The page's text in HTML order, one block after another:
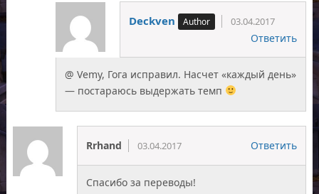
Deckven 03.04.2017
Ответить
@ Vemy, Гога исправил. Насчет «каждый день»
— постараюсь выдержать темп
Rrhand 03.04.2017 Ответить
Спасибо за переводы!